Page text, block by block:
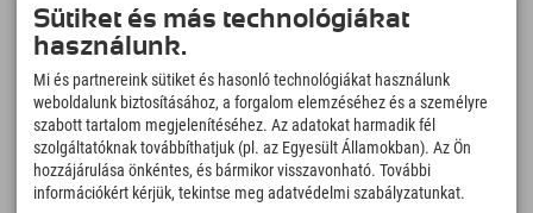
Töltsd fel #ExplorerPillanataidat, az Úticélom
című videódat foglalási áttekintéssel,
bakancslistával, étterem áttekintéssel és
Felfedezős pillanatok ideje
166
Hegyi tavak és
4.634km
Sí- és snowboardpályák
Sütiket és más technológiákat
használunk.
Mi és partnereink sütiket és hasonló technológiákat használunk
weboldalunk biztosításához, a forgalom elemzéséhez és a személyre
szabott tartalom megjelenítéséhez. Az adatokat harmadik fél
szolgáltatóknak továbbíthatjuk (pl. az Egyesült Államokban). Az Ön
hozzájárulása önkéntes, és bármikor visszavonható. További
információkért kérjük, tekintse meg adatvédelmi szabályzatunkat.